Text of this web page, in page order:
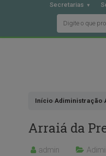
Secretarias
Início›Adiministração›
Arraiá da
admin